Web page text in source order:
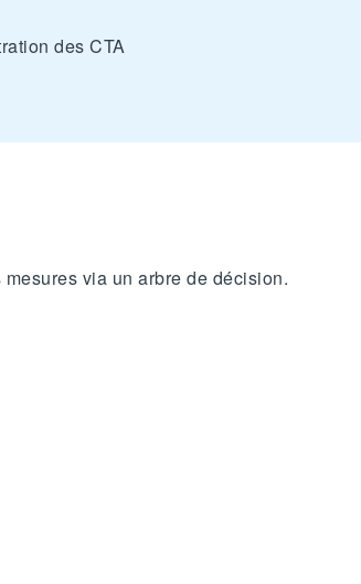
des CTA
via un arbre de décision.